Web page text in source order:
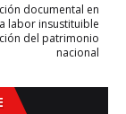
documental en
labor insustituible
del patrimonio
nacional